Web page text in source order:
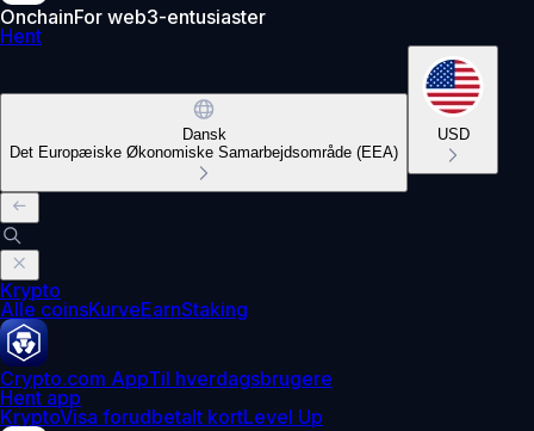
OnchainFor web3-entusiaster
Hent
Dansk
Det Europæiske Økonomiske Samarbejdsområde (EEA)
USD
Krypto
Alle coinsKurveEarnStaking
Crypto.com AppTil hverdagsbrugere
Hent app
KryptoVisa forudbetalt kortLevel Up